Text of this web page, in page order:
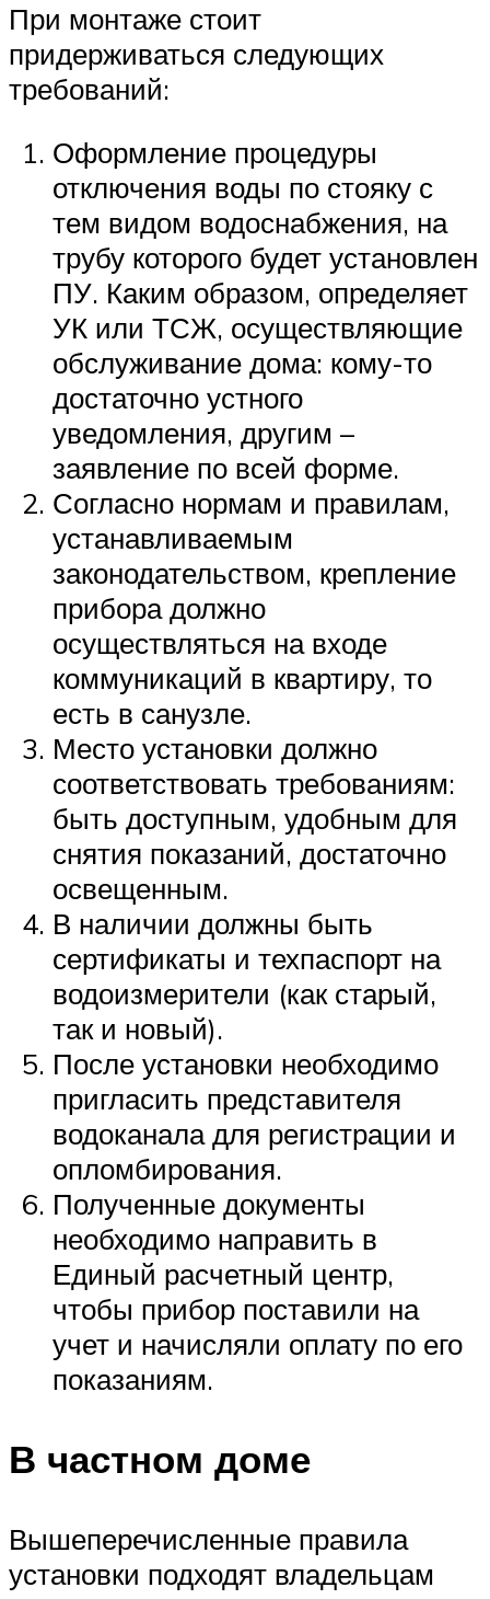
При монтаже стоит
придерживаться следующих
требований:
Оформление процедуры
отключения воды по стояку с
тем видом водоснабжения, на
трубу которого будет установлен
ПУ. Каким образом, определяет
УК или ТСЖ, осуществляющие
обслуживание дома: кому-то
достаточно устного
уведомления, другим –
заявление по всей форме.
Согласно нормам и правилам,
устанавливаемым
законодательством, крепление
прибора должно
осуществляться на входе
коммуникаций в квартиру, то
есть в санузле.
Место установки должно
соответствовать требованиям:
быть доступным, удобным для
снятия показаний, достаточно
освещенным.
В наличии должны быть
сертификаты и техпаспорт на
водоизмерители (как старый,
так и новый).
После установки необходимо
пригласить представителя
водоканала для регистрации и
опломбирования.
Полученные документы
необходимо направить в
Единый расчетный центр,
чтобы прибор поставили на
учет и начисляли оплату по его
показаниям.
В частном доме
Вышеперечисленные правила
установки подходят владельцам